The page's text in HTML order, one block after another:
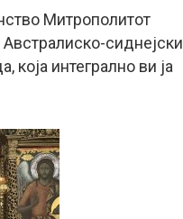
Митрополитот
сиднејски
која интегрално ви ја